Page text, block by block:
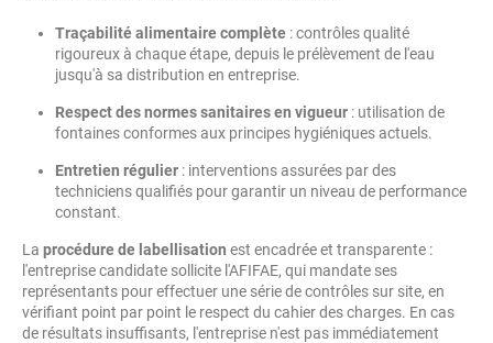
Traçabilité alimentaire complète : contrôles qualité
rigoureux à chaque étape, depuis le prélèvement de l'eau
jusqu'à sa distribution en entreprise.
Respect des normes sanitaires en vigueur : utilisation de
fontaines conformes aux principes hygiéniques actuels.
Entretien régulier : interventions assurées par des
techniciens qualifiés pour garantir un niveau de performance
constant.
La procédure de labellisation est encadrée et transparente :
l'entreprise candidate sollicite l'AFIFAE, qui mandate ses
représentants pour effectuer une série de contrôles sur site, en
vérifiant point par point le respect du cahier des charges. En cas
de résultats insuffisants, l'entreprise n'est pas immédiatement